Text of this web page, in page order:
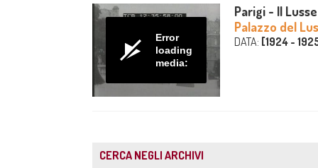
Error
loading
media:
Parigi - Il
Palazzo del
DATA: [1924 -
CERCA NEGLI ARCHIVI